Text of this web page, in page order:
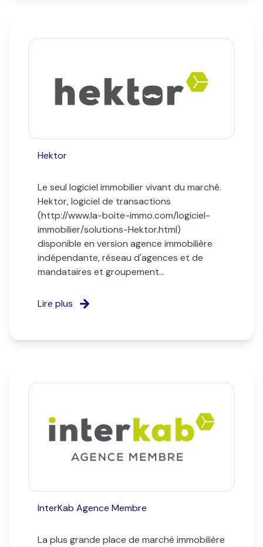
Hektor
Le seul logiciel immobilier vivant du marché.
Hektor, logiciel de transactions
(http://www.la-boite-immo.com/logiciel-
immobilier/solutions-Hektor.html)
disponible en version agence immobilière
indépendante, réseau d'agences et de
mandataires et groupement...
Lire plus
InterKab Agence Membre
La plus grande place de marché immobilière